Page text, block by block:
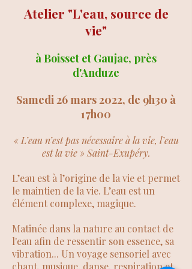
Atelier "L'eau, source de
vie"
à Boisset et Gaujac, près
d'Anduze
Samedi 26 mars 2022, de 9h30 à
17h00
« L’eau n’est pas nécessaire à la vie, l’eau
est la vie » Saint-Exupéry.
L’eau est à l’origine de la vie et permet
le maintien de la vie. L’eau est un
élément complexe, magique.
Matinée dans la nature au contact de
l'eau afin de ressentir son essence, sa
vibration... Un voyage sensoriel avec
chant, musique, danse, respiration et